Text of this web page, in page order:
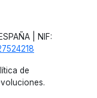
| NIF:
de